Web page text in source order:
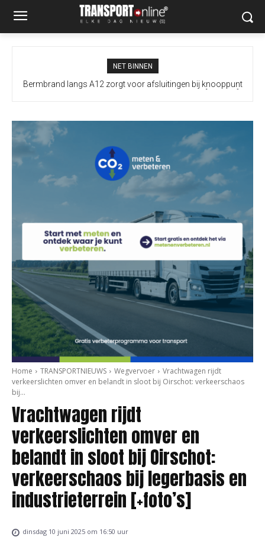
NET BINNEN
Bermbrand langs A12 zorgt voor afsluitingen bij knooppunt
Home TRANSPORTNIEUWS Wegvervoer
Vrachtwagen rijdt
verkeerslichten omver en belandt in sloot bij Oirschot: verkeerschaos
bij...
Vrachtwagen rijdt
verkeerslichten omver en
belandt in sloot bij Oirschot:
verkeerschaos bij legerbasis en
industrieterrein [+foto’s]
dinsdag 10 juni 2025 om 16:50 uur